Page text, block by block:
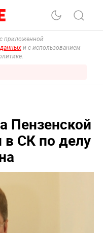
приложенной
и с использованием
Пензенской
в СК по делу